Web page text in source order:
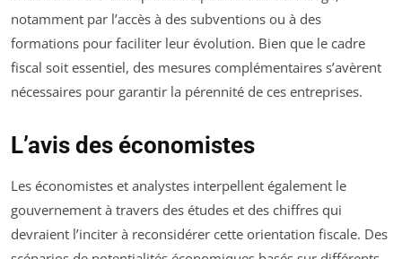
notamment par l’accès à des subventions ou à des
formations pour faciliter leur évolution. Bien que le cadre
fiscal soit essentiel, des mesures complémentaires s’avèrent
nécessaires pour garantir la pérennité de ces entreprises.
L’avis des économistes
Les économistes et analystes interpellent également le
gouvernement à travers des études et des chiffres qui
devraient l’inciter à reconsidérer cette orientation fiscale. Des